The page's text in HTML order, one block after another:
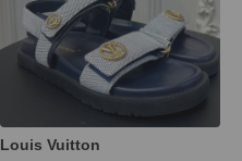
Louis Vuitton